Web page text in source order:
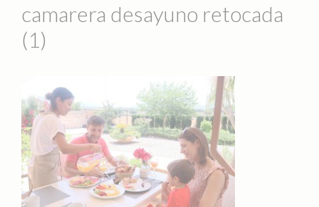
camarera desayuno retocada
(1)